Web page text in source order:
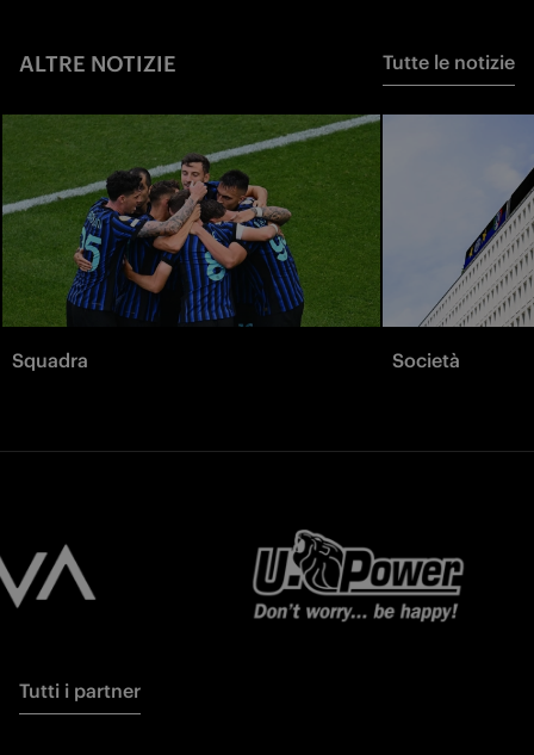
ALTRE NOTIZIE Tutte le notizie
Squadra Società
Tutti i partner